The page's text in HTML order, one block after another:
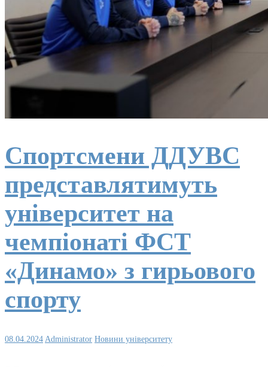
Спортсмени ДДУВС
представлятимуть
університет на
чемпіонаті ФСТ
«Динамо» з гирьового
спорту
08.04.2024 Administrator Новини університету